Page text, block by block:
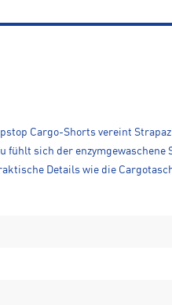
Cargo-Shorts vereint
fühlt sich der
Details wie die